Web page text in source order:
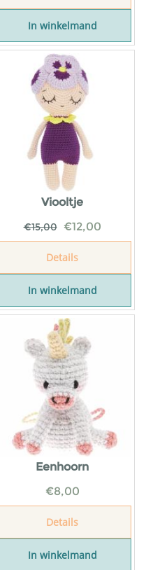
In winkelmand
Viooltje
€15,00 €12,00
Details
In winkelmand
Eenhoorn
€8,00
Details
In winkelmand